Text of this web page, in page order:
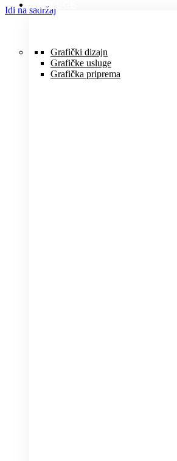
Idi na sadržajUSLUGE
Grafički dizajn
Grafičke usluge
Grafička priprema